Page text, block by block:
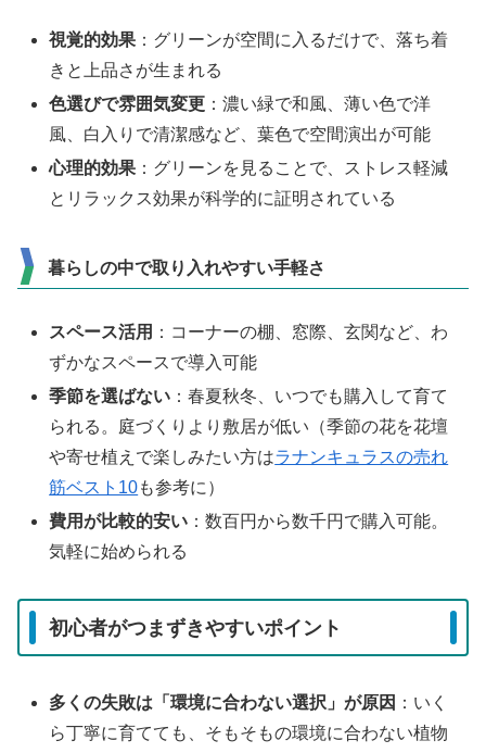
視覚的効果 ：グリーンが空間に入るだけで、落ち着
きと上品さが生まれる
色選びで雰囲気変更 ：濃い緑で和風、薄い色で洋
風、白入りで清潔感など、葉色で空間演出が可能
心理的効果 ：グリーンを見ることで、ストレス軽減
とリラックス効果が科学的に証明されている
暮らしの中で取り入れやすい手軽さ
スペース活用 ：コーナーの棚、窓際、玄関など、わ
ずかなスペースで導入可能
季節を選ばない ：春夏秋冬、いつでも購入して育て
られる。庭づくりより敷居が低い（季節の花を花壇
や寄せ植えで楽しみたい方はラナンキュラスの売れ
筋ベスト10も参考に）
費用が比較的安い ：数百円から数千円で購入可能。
気軽に始められる
初心者がつまずきやすいポイント
多くの失敗は「環境に合わない選択」が原因 ：いく
ら丁寧に育てても、そもそもの環境に合わない植物